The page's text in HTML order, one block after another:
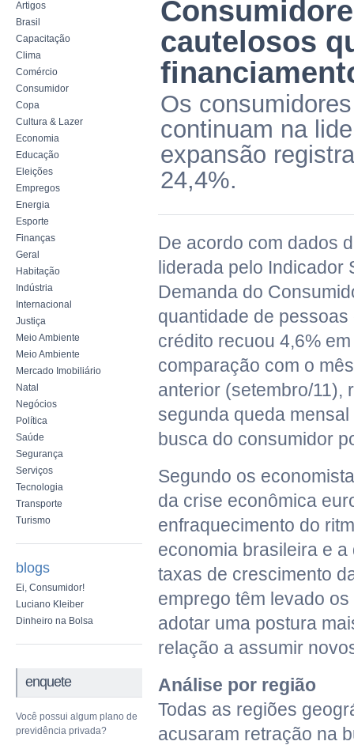
Artigos
Brasil
Capacitação
Clima
Comércio
Consumidor
Copa
Cultura & Lazer
Economia
Educação
Eleições
Empregos
Energia
Esporte
Finanças
Geral
Habitação
Indústria
Internacional
Justiça
Meio Ambiente
Meio Ambiente
Mercado Imobiliário
Natal
Negócios
Política
Saúde
Segurança
Serviços
Tecnologia
Transporte
Turismo
blogs
Ei, Consumidor!
Luciano Kleiber
Dinheiro na Bolsa
enquete
Você possui algum plano de
previdência privada?
cautelosos
Os
continuam na
expansão
24,4%.
De acordo com dados
liderada pelo Indicador
Demanda do
quantidade de
crédito recuou 4,6%
comparação com o
anterior (setembro/11),
segunda queda
busca do consumidor
Segundo os
da crise econômica
enfraquecimento do
economia brasileira e
taxas de crescimento
emprego têm levado
adotar uma postura
relação a assumir
Análise por região
Todas as regiões
acusaram retração na